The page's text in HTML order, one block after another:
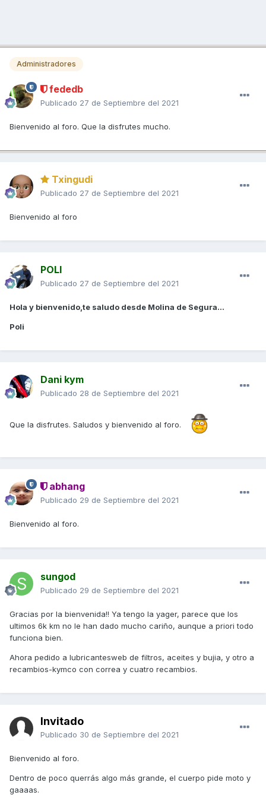
Administradores
fededb
Publicado 27 de Septiembre del 2021
Bienvenido al foro. Que la disfrutes mucho.
Txingudi
Publicado 27 de Septiembre del 2021
Bienvenido al foro
POLI
Publicado 27 de Septiembre del 2021
Hola y bienvenido,te saludo desde Molina de Segura...
Poli
Dani kym
Publicado 28 de Septiembre del 2021
Que la disfrutes. Saludos y bienvenido al foro.
abhang
Publicado 29 de Septiembre del 2021
Bienvenido al foro.
sungod
Publicado 29 de Septiembre del 2021
Gracias por la bienvenida!! Ya tengo la yager, parece que los
ultimos 6k km no le han dado mucho cariño, aunque a priori todo
funciona bien.
Ahora pedido a lubricantesweb de filtros, aceites y bujia, y otro a
recambios-kymco con correa y cuatro recambios.
Invitado
Publicado 30 de Septiembre del 2021
Bienvenido al foro.
Dentro de poco querrás algo más grande, el cuerpo pide moto y
gaaaas.